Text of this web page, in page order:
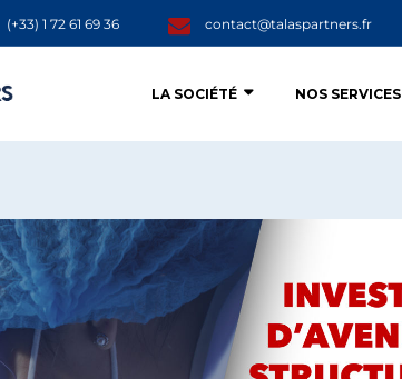
(+33) 1 72 61 69 36 contact@talaspartners.fr
LA SOCIÉTÉ NOS SERVICES